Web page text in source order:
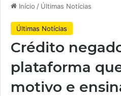
Início / Últimas Notícias
Últimas Notícias
Crédito
plataforma
motivo e